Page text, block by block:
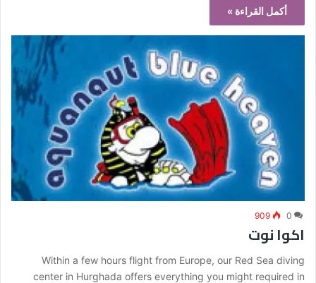
أكمل القراءة »
0
909
اكوا نوت
Within a few hours flight from Europe, our Red Sea diving
center in Hurghada offers everything you might required in